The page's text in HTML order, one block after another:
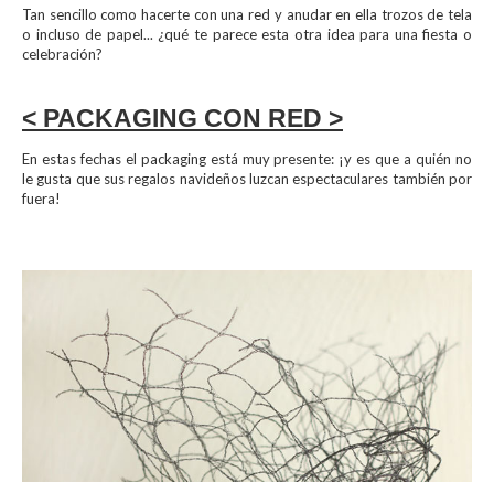
Tan sencillo como hacerte con una red y anudar en ella trozos de tela
o incluso de papel... ¿qué te parece esta otra idea para una fiesta o
celebración?
< PACKAGING CON RED >
En estas fechas el packaging está muy presente: ¡y es que a quién no
le gusta que sus regalos navideños luzcan espectaculares también por
fuera!